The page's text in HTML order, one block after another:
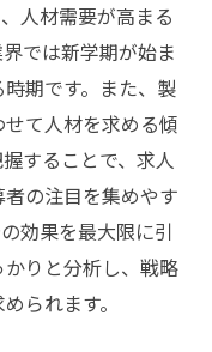
人材需要が高まる
では新学期が始ま
期です。また、製
て人材を求める傾
することで、求人
の注目を集めやす
効果を最大限に引
りと分析し、戦略
られます。